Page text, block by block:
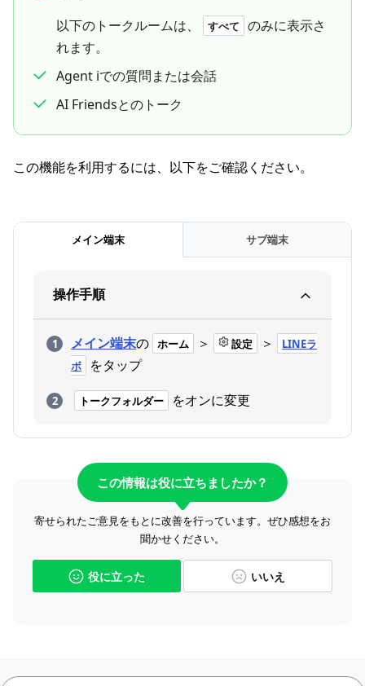
以下のトークルームは、 すべて
のみに表示さ
れます。
Agent iでの質問または会話
AI Friendsとのトーク
この機能を利用するには、以下をご確認ください。
メイン端末 サブ端末
操作手順
メイン端末の ホーム ＞ 設定 ＞
LINEラ
ボ
をタップ
トークフォルダー をオンに変更
この情報は役に立ちましたか？
寄せられたご意見をもとに改善を行っています。ぜひ感想をお
聞かせください。
役に立った いいえ